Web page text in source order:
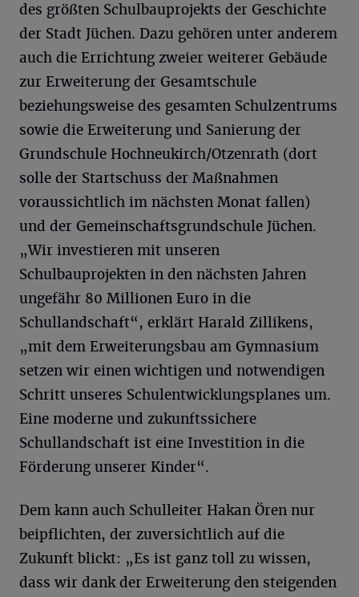
des größten Schulbauprojekts der Geschichte
der Stadt Jüchen. Dazu gehören unter anderem
auch die Errichtung zweier weiterer Gebäude
zur Erweiterung der Gesamtschule
beziehungsweise des gesamten Schulzentrums
sowie die Erweiterung und Sanierung der
Grundschule Hochneukirch/Otzenrath (dort
solle der Startschuss der Maßnahmen
voraussichtlich im nächsten Monat fallen)
und der Gemeinschaftsgrundschule Jüchen.
„Wir investieren mit unseren
Schulbauprojekten in den nächsten Jahren
ungefähr 80 Millionen Euro in die
Schullandschaft“, erklärt Harald Zillikens,
„mit dem Erweiterungsbau am Gymnasium
setzen wir einen wichtigen und notwendigen
Schritt unseres Schulentwicklungsplanes um.
Eine moderne und zukunftssichere
Schullandschaft ist eine Investition in die
Förderung unserer Kinder“.
Dem kann auch Schulleiter Hakan Ören nur
beipflichten, der zuversichtlich auf die
Zukunft blickt: „Es ist ganz toll zu wissen,
dass wir dank der Erweiterung den steigenden